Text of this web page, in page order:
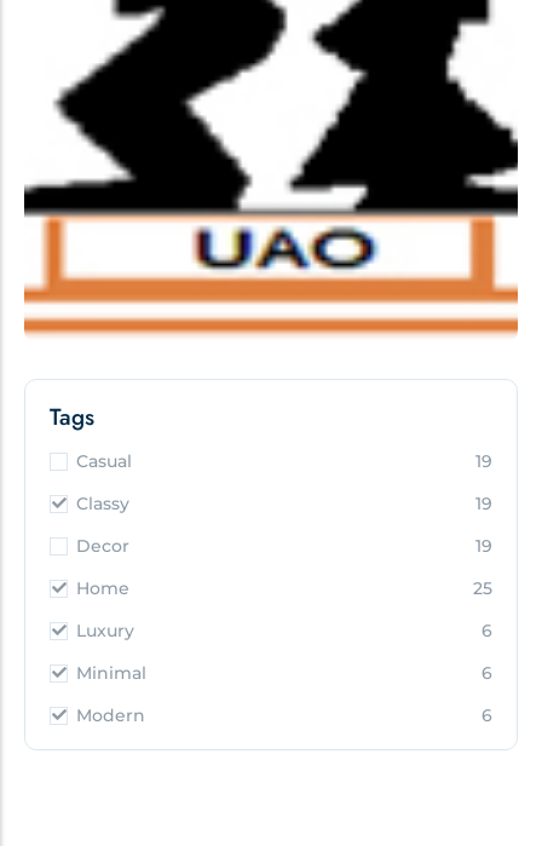
Tags
Casual
19
Classy
19
Decor
19
Home
25
Luxury
6
Minimal
6
Modern
6